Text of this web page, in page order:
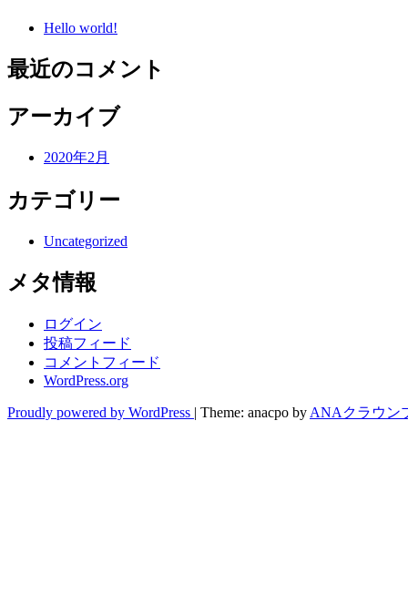
Hello world!
最近のコメント
アーカイブ
2020年2月
カテゴリー
Uncategorized
メタ情報
ログイン
投稿フィード
コメントフィード
WordPress.org
Proudly powered by WordPress | Theme: anacpo by ANAクラウン